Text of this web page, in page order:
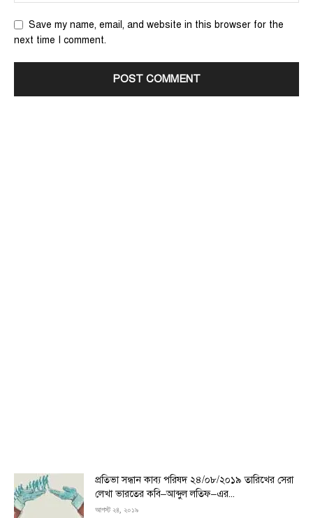
Save my name, email, and website in this browser for the
next time I comment.
প্রতিভা সন্ধান কাব্য পরিষদ ২৪/০৮/২০১৯ তারিখের সেরা
লেখা ভারতের কবি–আব্দুল লতিফ–এর...
আগস্ট ২৪, ২০১৯